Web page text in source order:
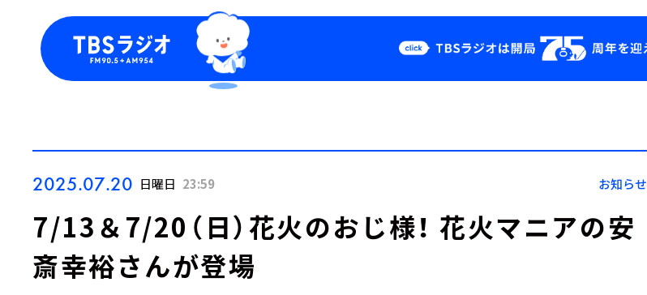
Podcast
YouTube
2025.07.20 日曜日 23:59 お知らせ
7/13＆7/20（日）花火のおじ様！ 花火マニアの安
斎幸裕さんが登場